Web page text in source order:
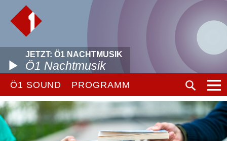
JETZT: Ö1 NACHTMUSIK
Ö1 Nachtmusik
Ö1 SOUND PROGRAMM